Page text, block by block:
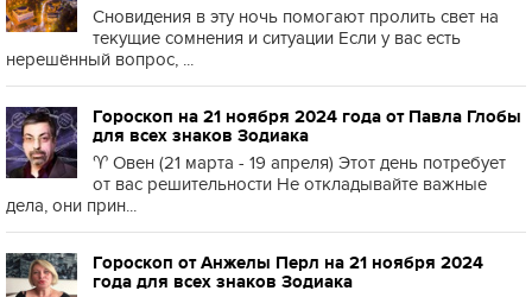
Сновидения в эту ночь помогают пролить свет на
текущие сомнения и ситуации Если у вас есть
нерешённый вопрос, ...
Гороскоп на 21 ноября 2024 года от Павла Глобы
для всех знаков Зодиака
♈️ Овен (21 марта - 19 апреля) Этот день потребует
от вас решительности Не откладывайте важные
дела, они прин...
Гороскоп от Анжелы Перл на 21 ноября 2024
года для всех знаков Зодиака